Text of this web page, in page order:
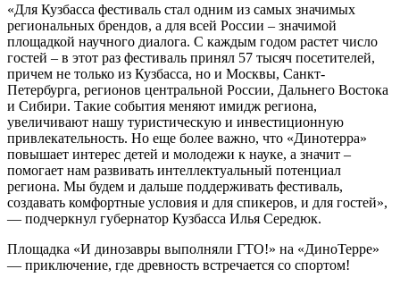
«Для Кузбасса фестиваль стал одним из самых значимых
региональных брендов, а для всей России – значимой
площадкой научного диалога. С каждым годом растет число
гостей – в этот раз фестиваль принял 57 тысяч посетителей,
причем не только из Кузбасса, но и Москвы, Санкт-
Петербурга, регионов центральной России, Дальнего Востока
и Сибири. Такие события меняют имидж региона,
увеличивают нашу туристическую и инвестиционную
привлекательность. Но еще более важно, что «Динотерра»
повышает интерес детей и молодежи к науке, а значит –
помогает нам развивать интеллектуальный потенциал
региона. Мы будем и дальше поддерживать фестиваль,
создавать комфортные условия и для спикеров, и для гостей»,
— подчеркнул губернатор Кузбасса Илья Середюк.
Площадка «И динозавры выполняли ГТО!» на «ДиноТерре»
— приключение, где древность встречается со спортом!